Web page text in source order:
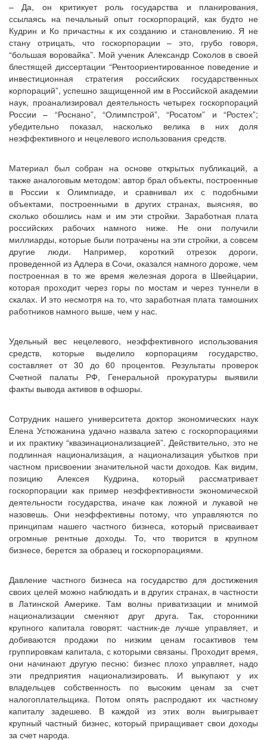
– Да, он критикует роль государства и планирования,
ссылаясь на печальный опыт госкорпораций, как будто не
Кудрин и Ко причастны к их созданию и становлению. Я не
стану отрицать, что госкорпорации – это, грубо говоря,
“большая воровайка”. Мой ученик Александр Соколов в своей
блестящей диссертации “Рентоориентированное поведение и
инвестиционная стратегия российских государственных
корпораций”, успешно защищенной им в Российской академии
наук, проанализировал деятельность четырех госкорпораций
России – “Роснано”, “Олимпстрой”, “Росатом” и “Ростех”;
убедительно показал, насколько велика в них доля
неэффективного и нецелевого использования средств.
Материал был собран на основе открытых публикаций, а
также аналоговым методом: автор брал объекты, построенные
в России к Олимпиаде, и сравнивал их с подобными
объектами, построенными в других странах, выясняя, во
сколько обошлись нам и им эти стройки. Заработная плата
российских рабочих намного ниже. Не они получили
миллиарды, которые были потрачены на эти стройки, а совсем
другие люди. Например, короткий отрезок дороги,
проведенной из Адлера в Сочи, оказался намного дороже, чем
построенная в то же время железная дорога в Швейцарии,
которая проходит через горы по мостам и через туннели в
скалах. И это несмотря на то, что заработная плата тамошних
работников намного выше, чем у нас.
Удельный вес нецелевого, неэффективного использования
средств, которые выделило корпорациям государство,
составляет от 30 до 60 процентов. Результаты проверок
Счетной палаты РФ, Генеральной прокуратуры выявили
факты вывода активов в офшоры.
Сотрудник нашего университета доктор экономических наук
Елена Устюжанина удачно назвала затею с госкорпорациями
и их практику “квазинационализацией”. Действительно, это не
подлинная национализация, а национализация убытков при
частном присвоении значительной части доходов. Как видим,
позицию Алексея Кудрина, который рассматривает
госкорпорации как пример неэффективности экономической
деятельности государства, иначе как ложной и лукавой не
назовешь. Они неэффективны потому, что управляются по
принципам нашего частного бизнеса, который присваивает
огромные рентные доходы. То, что творится в крупном
бизнесе, берется за образец и госкорпорациями.
Давление частного бизнеса на государство для достижения
своих целей можно наблюдать и в других странах, в частности
в Латинской Америке. Там волны приватизации и мнимой
национализации сменяют друг друга. Так, сторонники
крупного капитала говорят: частник-де лучше управляет, и
добиваются продажи по низким ценам госактивов тем
группировкам капитала, с которыми связаны. Проходит время,
они начинают другую песню: бизнес плохо управляет, надо
эти предприятия национализировать. И выкупают у их
владельцев собственность по высоким ценам за счет
налогоплательщика. Потом опять распродают их частному
капиталу задешево. В каждой из этих волн выигрывает
крупный частный бизнес, который приращивает свои доходы
за счет народа.